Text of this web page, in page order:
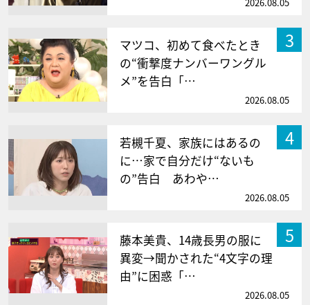
3
マツコ、初めて食べたとき
の“衝撃度ナンバーワングル
メ”を告白「…
2026.08.05
4
若槻千夏、家族にはあるの
に…家で自分だけ“ないも
の”告白 あわや…
2026.08.05
5
藤本美貴、14歳長男の服に
異変→聞かされた“4文字の理
由”に困惑「…
2026.08.05